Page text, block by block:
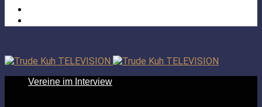
Vereine im Interview